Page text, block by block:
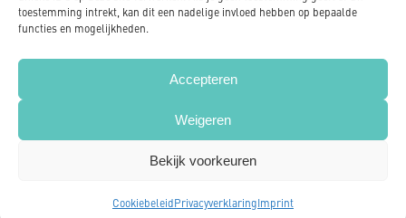
toestemming intrekt, kan dit een nadelige invloed hebben op bepaalde
functies en mogelijkheden.
Accepteren
Weigeren
Bekijk voorkeuren
CookiebeleidPrivacyverklaringImprint
Copyright 2020 - NVLE Nederland
Privacy policy